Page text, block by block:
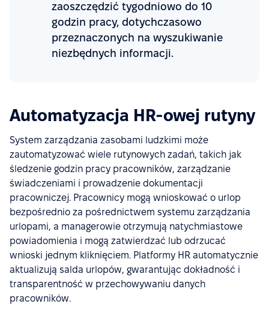
zaoszczędzić tygodniowo do 10
godzin pracy, dotychczasowo
przeznaczonych na wyszukiwanie
niezbędnych informacji.
Automatyzacja HR-owej rutyny
System zarządzania zasobami ludzkimi może
zautomatyzować wiele rutynowych zadań, takich jak
śledzenie godzin pracy pracowników, zarządzanie
świadczeniami i prowadzenie dokumentacji
pracowniczej. Pracownicy mogą wnioskować o urlop
bezpośrednio za pośrednictwem systemu zarządzania
urlopami, a managerowie otrzymują natychmiastowe
powiadomienia i mogą zatwierdzać lub odrzucać
wnioski jednym kliknięciem. Platformy HR automatycznie
aktualizują salda urlopów, gwarantując dokładność i
transparentność w przechowywaniu danych
pracowników.